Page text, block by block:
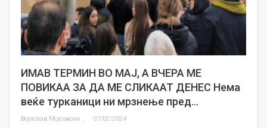
ИМАВ ТЕРМИН ВО МАЈ, А ВЧЕРА МЕ
ПОВИКАА ЗА ДА МЕ СЛИКААТ ДЕНЕС Нема
веќе турканици ни мрзнење пред…
Војислав Мојсовски 07/02/2024